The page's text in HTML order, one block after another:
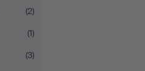
(2)
(1)
(3)